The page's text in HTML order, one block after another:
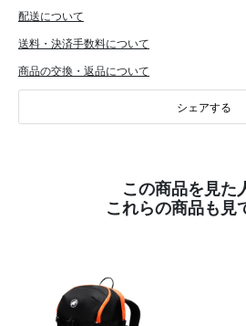
配送について
送料・決済手数料について
商品の交換・返品について
シェアする
この商品を見た
これらの商品も見